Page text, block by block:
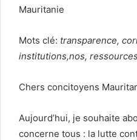
Mauritanie
Mots clé: transparence,
institutions,nos,
Chers concitoyens
Aujourd’hui, je souhaite
concerne tous : la lutte